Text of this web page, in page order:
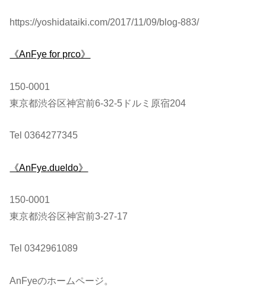
https://yoshidataiki.com/2017/11/09/blog-883/
《AnFye for prco》
150-0001
東京都渋谷区神宮前6-32-5ドルミ原宿204
Tel 0364277345
《AnFye.dueldo》
150-0001
東京都渋谷区神宮前3-27-17
Tel 0342961089
AnFyeのホームページ。